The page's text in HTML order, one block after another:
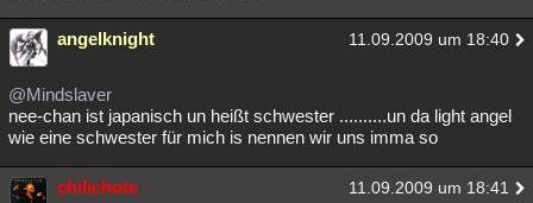
angelknight 11.09.2009 um 18:40
@Mindslaver
nee-chan ist japanisch un heißt schwester ..........un da light angel
wie eine schwester für mich is nennen wir uns imma so
chilichote 11.09.2009 um 18:41